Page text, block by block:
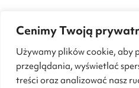
Cenimy Twoją
Używamy plików cookie, aby
przeglądania, wyświetlać
treści oraz analizować nasz